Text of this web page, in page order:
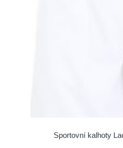
Sportovní kalhoty